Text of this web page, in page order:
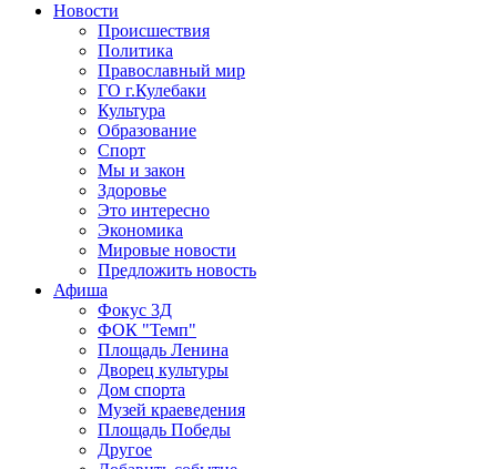
Новости
Происшествия
Политика
Православный мир
ГО г.Кулебаки
Культура
Образование
Спорт
Мы и закон
Здоровье
Это интересно
Экономика
Мировые новости
Предложить новость
Афиша
Фокус 3Д
ФОК "Темп"
Площадь Ленина
Дворец культуры
Дом спорта
Музей краеведения
Площадь Победы
Другое